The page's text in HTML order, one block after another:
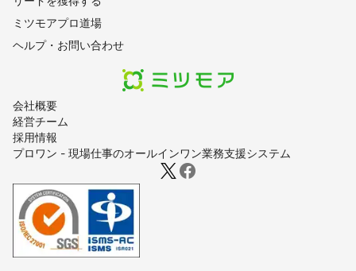
会社概要
経営チーム
採用情報
プロワン - 現場仕事のオールインワン業務支援システム
ミツモアプロ道場
ヘルプ・お問い合わせ